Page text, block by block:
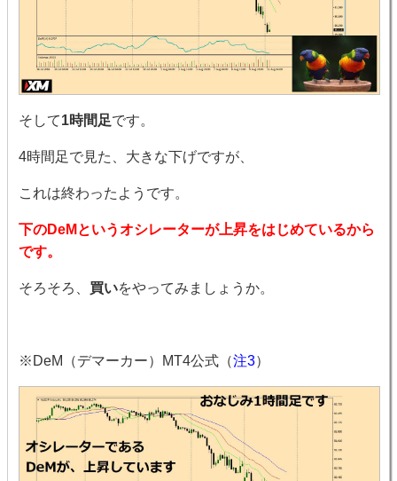
そして1時間足です。
4時間足で見た、大きな下げですが、
これは終わったようです。
下のDeMというオシレーターが上昇をはじめているから
です。
そろそろ、 買いをやってみましょうか。
※DeM（デマーカー）MT4公式（注3）